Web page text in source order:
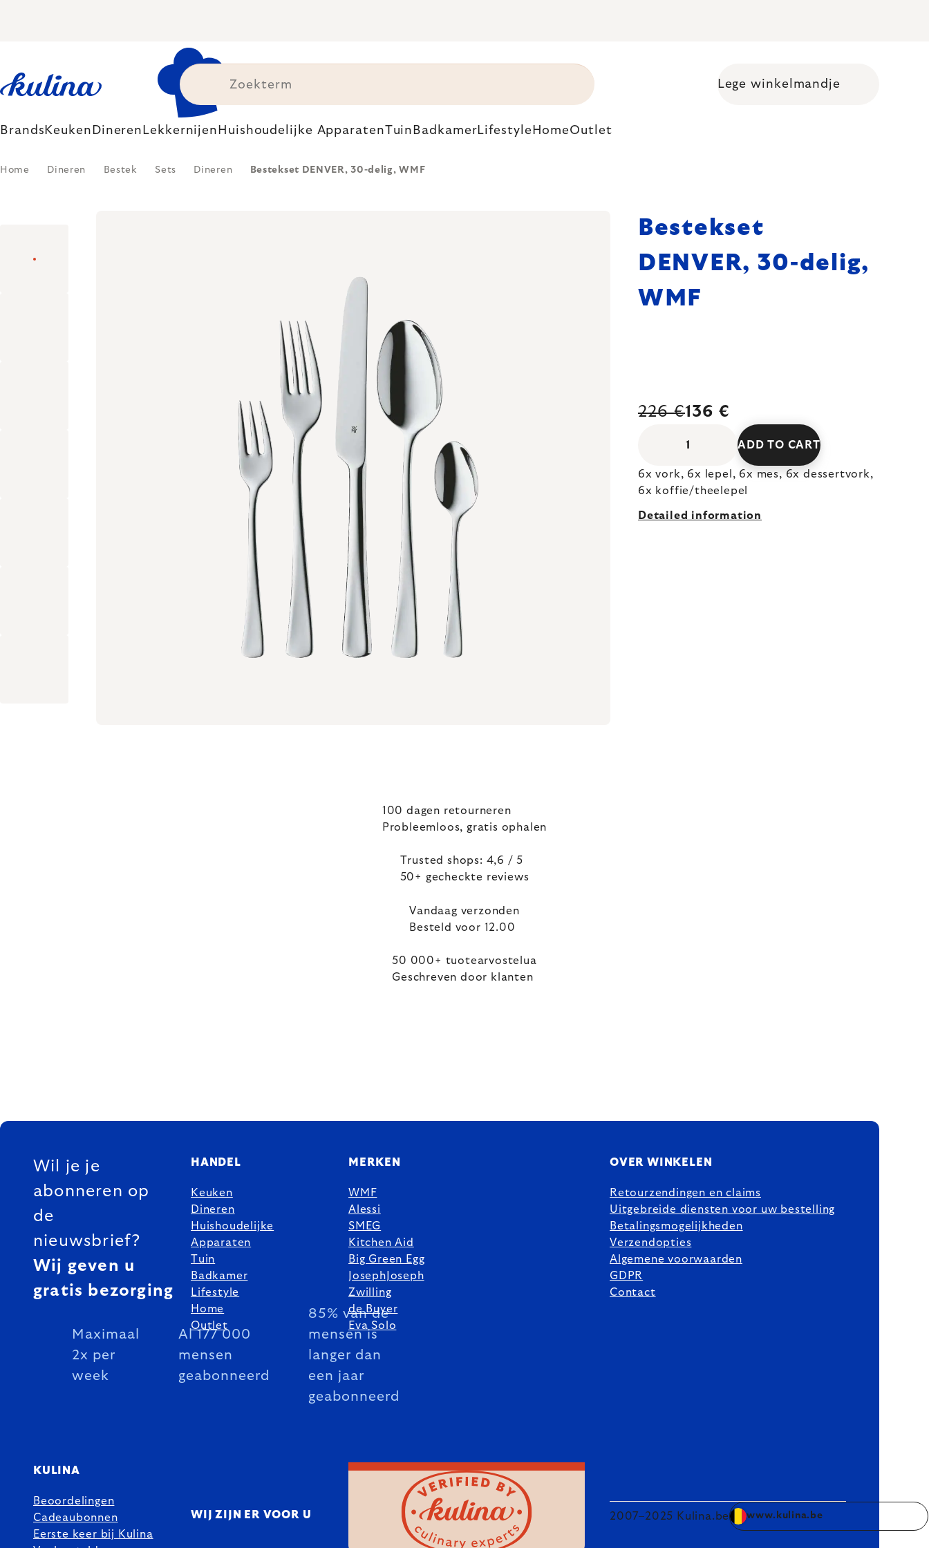
Shopping cart
Lege winkelmandje
Brands Keuken Dineren Lekkernijen Huishoudelijke ApparatenTuin BadkamerLifestyle HomeOutlet
Home Dineren Bestek Sets Dineren Bestekset DENVER, 30-delig, WMF
Bestekset
DENVER, 30-delig,
WMF
226 €136 €
ADD TO CART
6x vork, 6x lepel, 6x mes, 6x dessertvork,
6x koffie/theelepel
Detailed information
100 dagen retourneren
Probleemloos, gratis ophalen
Trusted shops: 4,6 / 5
50+ gecheckte reviews
Vandaag verzonden
Besteld voor 12.00
50 000+ tuotearvostelua
Geschreven door klanten
FOOTER
Wil je je
abonneren op
de
nieuwsbrief?
Wij geven u
gratis bezorging
Maximaal
2x per
week
Al 177 000
mensen
geabonneerd
85% van de
mensen is
langer dan
een jaar
geabonneerd
HANDEL
Keuken
Dineren
Huishoudelijke
Apparaten
Tuin
Badkamer
Lifestyle
Home
Outlet
MERKEN
WMF
Alessi
SMEG
Kitchen Aid
Big Green Egg
JosephJoseph
Zwilling
de Buyer
Eva Solo
OVER WINKELEN
Retourzendingen en claims
Uitgebreide diensten voor uw bestelling
Betalingsmogelijkheden
Verzendopties
Algemene voorwaarden
GDPR
Contact
KULINA
Beoordelingen
Cadeaubonnen
Eerste keer bij Kulina
WIJ ZIJN ER VOOR U 2007–2025 Kulina.be www.kulina.be